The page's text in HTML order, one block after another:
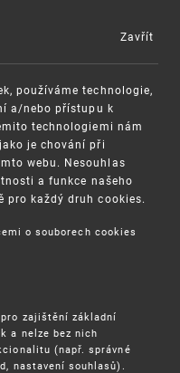
MENU
používáme technologie,
a/nebo přístupu k
technologiemi nám
je chování při
webu. Nesouhlas
a funkce našeho
pro každý druh cookies.
o souborech cookies
zajištění základní
a nelze bez nich
(např. správné
nastavení souhlasů).
Zavřít